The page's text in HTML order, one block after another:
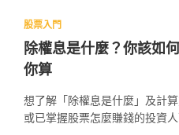
股票入門
除權息是什麼？你該如
你算
想了解「除權息是什麼」及計
或已掌握股票怎麼賺錢的投資